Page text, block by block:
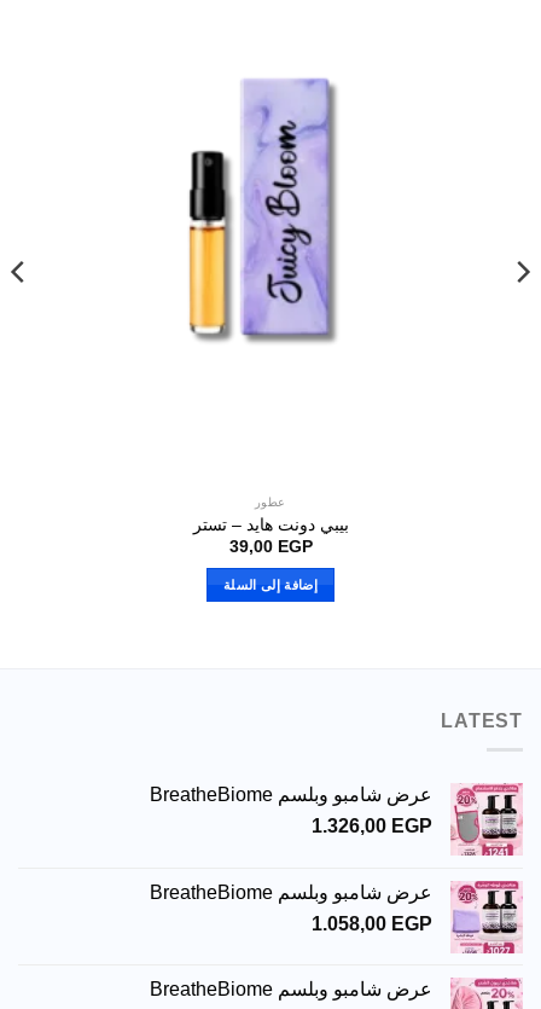
عطور
بيبي دونت هايد – تستر
39,00 EGP
إضافة إلى السلة
LATEST
عرض شامبو وبلسم BreatheBiome
1.326,00 EGP
عرض شامبو وبلسم BreatheBiome
1.058,00 EGP
عرض شامبو وبلسم BreatheBiome